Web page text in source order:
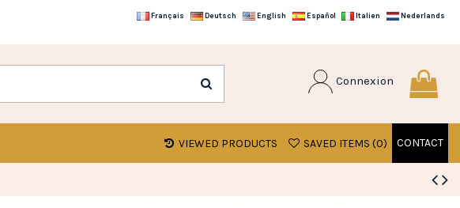
Français Deutsch English Español Italien Nederlands
Connexion
CONTACT
SAVED ITEMS (0)
VIEWED PRODUCTS